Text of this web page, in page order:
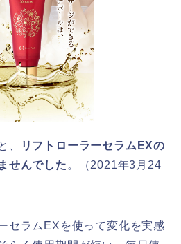
、 リフトローラーセラムEXの
せんでした 。（2021年3月24
セラムEX を使って変化を実感